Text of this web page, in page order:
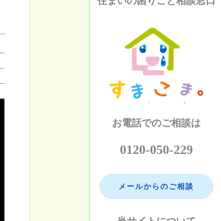
お電話でのご相談は
0120-050-229
メールからのご相談